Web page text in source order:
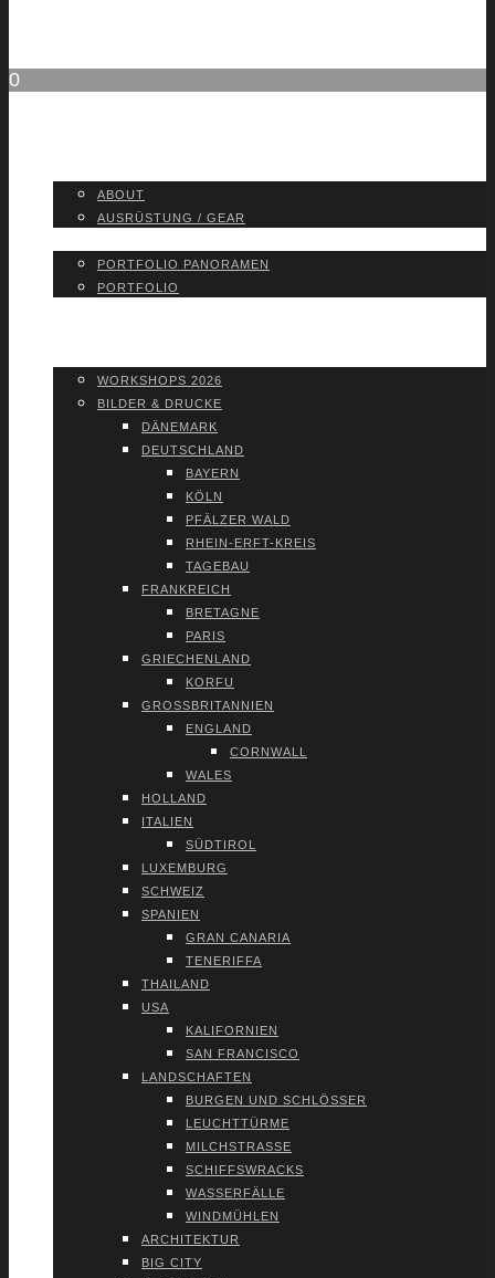
0
ABOUT
AUS­RÜS­TUNG / GEAR
PORT­FO­LIO PAN­ORA­MEN
PORT­FO­LIO
WORK­SHOPS 2026
BIL­DER & DRU­CKE
DÄNE­MARK
DEUTSCH­LAND
BAY­ERN
KÖLN
PFÄL­ZER WALD
RHEIN-ERFT-KREIS
TAGE­BAU
FRANK­REICH
BRE­TA­GNE
PARIS
GRIE­CHEN­LAND
KOR­FU
GROSS­BRI­TAN­NI­EN
ENG­LAND
CORN­WALL
WALES
HOL­LAND
ITA­LI­EN
SÜD­TI­ROL
LUXEM­BURG
SCHWEIZ
SPA­NI­EN
GRAN CANA­RIA
TENE­RIF­FA
THAI­LAND
USA
KALI­FOR­NI­EN
SAN FRAN­CIS­CO
LAND­SCHAF­TEN
BUR­GEN UND SCHLÖS­SER
LEUCHT­TÜR­ME
MILCH­STRAS­SE
SCHIFFS­WRACKS
WAS­SER­FÄL­LE
WIND­MÜH­LEN
ARCHI­TEK­TUR
BIG CITY